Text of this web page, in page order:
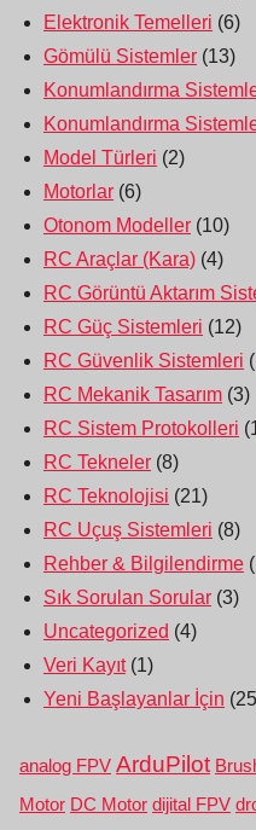
Elektronik Temelleri (6)
Gömülü Sistemler (13)
Konumlandırma
Konumlandırma
Model Türleri (2)
Motorlar (6)
Otonom Modeller (10)
RC Araçlar (Kara) (4)
RC Görüntü Aktarım
RC Güç Sistemleri (12)
RC Güvenlik Sistemleri
RC Mekanik Tasarım (3)
RC Sistem Protokolleri
RC Tekneler (8)
RC Teknolojisi (21)
RC Uçuş Sistemleri (8)
Rehber & Bilgilendirme
Sık Sorulan Sorular (3)
Uncategorized (4)
Veri Kayıt(1)
Yeni Başlayanlar İçin
analog FPV ArduPilot
Motor DC Motor dijital FPV